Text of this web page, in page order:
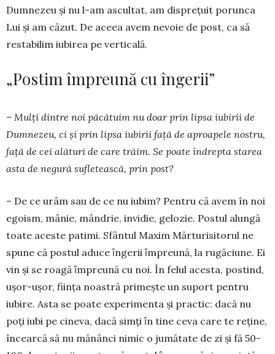
Dumnezeu şi nu l-am ascultat, am dispreţuit porunca
Lui şi am căzut. De aceea avem nevoie de post, ca să
resta­bilim iubirea pe verticală.
„Postim împreună cu îngerii”
– Mulți dintre noi păcă­tuim nu doar prin lipsa iubirii de
Dumnezeu, ci și prin lipsa iubirii față de aproapele nos­tru,
față de cei alături de care trăim. Se poate îndrepta sta­rea
asta de negură sufletească, prin post?
– De ce urâm sau de ce nu iubim? Pentru că avem în noi
egoism, mânie, mândrie, invi­die, gelozie. Postul alungă
toa­te aceste patimi. Sfântul Ma­xim Mărturisitorul ne
spune că postul aduce ȋngerii ȋmpreună, la rugăciune. Ei
vin şi se roagă ȋmpreună cu noi. În felul acesta, postind,
uşor-uşor, fiinţa noastră primește un suport pentru
iubire. Asta se poate experimenta şi practic: dacă nu
poţi iubi pe cineva, dacă simţi ȋn tine ceva care te reține,
încearcă să nu mănânci nimic o jumătate de zi şi fă 50-